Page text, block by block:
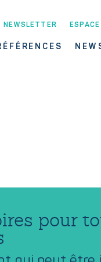
NEWSLETTER
pour